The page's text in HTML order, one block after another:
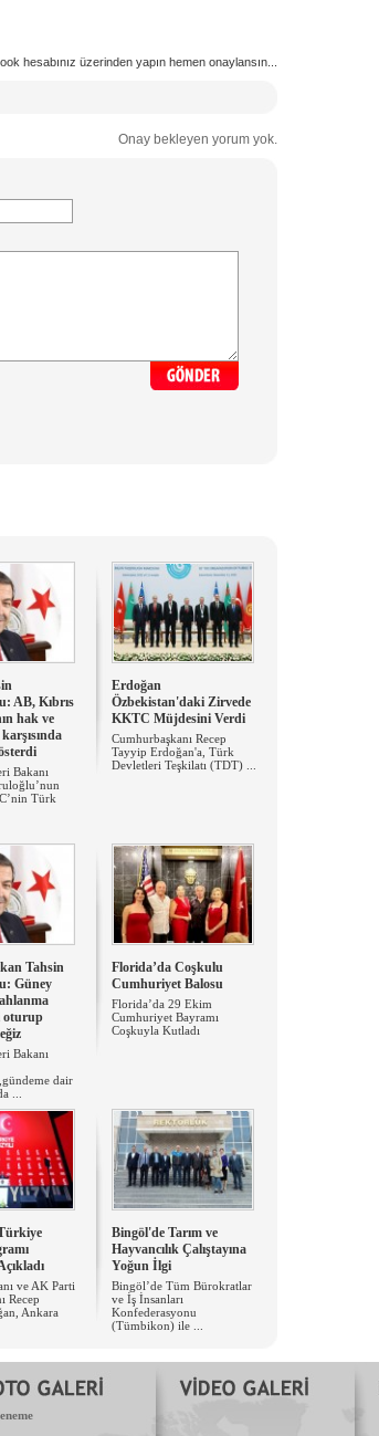
hesabınız üzerinden yapın hemen onaylansın...
Onay bekleyen yorum yok.
AB, Kıbrıs
hak ve
Bakanı
Türk
Erdoğan
Özbekistan'daki Zirvede
KKTC Müjdesini Verdi
Cumhurbaşkanı Recep
Tayyip Erdoğan'a, Türk
Devletleri Teşkilatı (TDT) ...
Tahsin
Güney
oturup
Bakanı
dair
...
​Florida’da Coşkulu
Cumhuriyet Balosu
Florida’da 29 Ekim
Cumhuriyet Bayramı
Coşkuyla Kutladı
ve AK Parti
Recep
Ankara
Bingöl'de Tarım ve
Hayvancılık Çalıştayına
Yoğun İlgi
Bingöl’de Tüm Bürokratlar
ve İş İnsanları
Konfederasyonu
(Tümbikon) ile ...